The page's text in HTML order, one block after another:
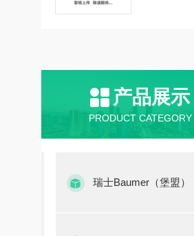
产品展示
PRODUCT CATEGORY
瑞士Baumer（堡盟）